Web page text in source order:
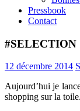
Pressbook
Contact
#SELECTION
12 décembre 2014
Aujourd’hui je
shopping sur la toile.